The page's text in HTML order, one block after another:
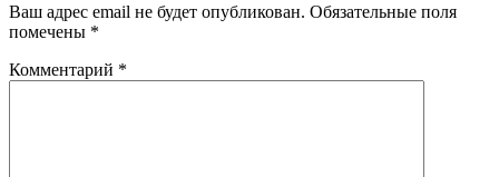
Ваш адрес email не будет опубликован. Обязательные поля
помечены *
Комментарий *